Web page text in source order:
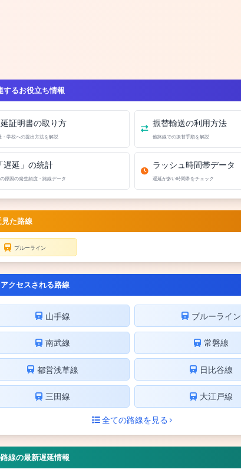
するお役立ち情報
証明書の取り方
・学校への提出方法を解説
振替輸送の利用方法
他路線での振替手順を解説
遅延」の統計
原因の発生頻度・路線データ
ラッシュ時間帯データ
遅延が多い時間帯をチェック
た路線
ブルーライン
クセスされる路線
山手線 ブルーライン
南武線 常磐線
都営浅草線 日比谷線
三田線
大江戸線
全ての路線を見る
線の最新遅延情報